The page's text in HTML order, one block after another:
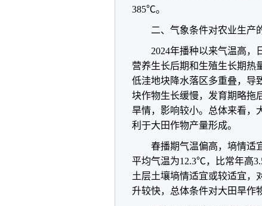
385℃。
二、气象条件对农业生产
2024年播种以来气温高，
营养生长后期和生殖生长期热
低洼地块降水落区多重叠，导
块作物生长缓慢，发育期略拖
旱情，影响较小。总体来看，
利于大田作物产量形成。
春播期气温偏高，墒情适
平均气温为12.3℃，比常年高
土层土壤墒情适宜或较适宜，
升较快，总体条件对大田旱作